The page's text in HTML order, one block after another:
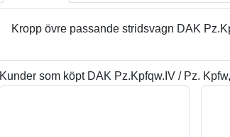
Kropp övre passande stridsvagn DAK
Kunder som köpt DAK Pz.Kpfqw.IV / Pz.